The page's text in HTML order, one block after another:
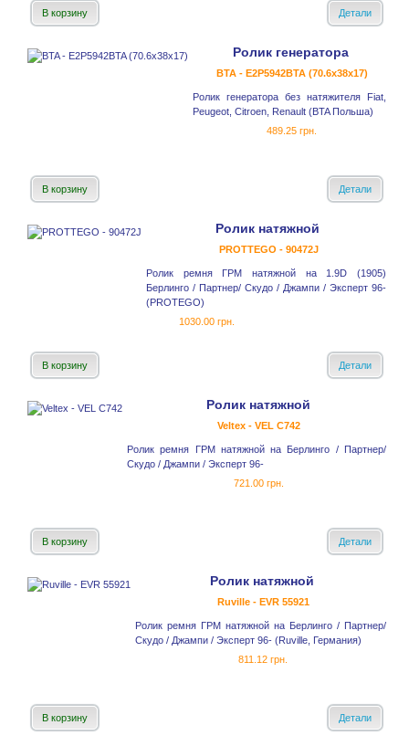
В корзину Детали
Ролик генератора
BTA - E2P5942BTA (70.6x38x17)
Ролик генератора без натяжителя Fiat,
Peugeot, Citroen, Renault (BTA Польша)
489.25 грн.
В корзину Детали
Ролик натяжной
PROTTEGO - 90472J
Ролик ремня ГРМ натяжной на 1.9D (1905)
Берлинго / Партнер/ Скудо / Джампи / Эксперт 96-
(PROTEGO)
1030.00 грн.
В корзину Детали
Ролик натяжной
Veltex - VEL C742
Ролик ремня ГРМ натяжной на Берлинго / Партнер/
Скудо / Джампи / Эксперт 96-
721.00 грн.
В корзину Детали
Ролик натяжной
Ruville - EVR 55921
Ролик ремня ГРМ натяжной на Берлинго / Партнер/
Скудо / Джампи / Эксперт 96- (Ruville, Германия)
811.12 грн.
В корзину Детали